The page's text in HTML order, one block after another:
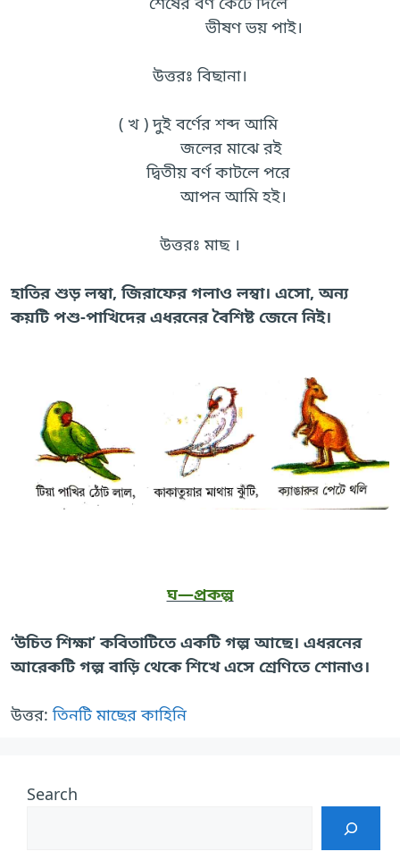
ভীষণ ভয় পাই।
উত্তরঃ বিছানা।
( খ ) দুই বর্ণের শব্দ আমি
জলের মাঝে রই
দ্বিতীয় বর্ণ কাটলে পরে
আপন আমি হই।
উত্তরঃ মাছ ।
হাতির শুড় লম্বা, জিরাফের গলাও লম্বা। এসো, অন্য
কয়টি পশু-পাখিদের এধরনের বৈশিষ্ট জেনে নিই।
ঘ—প্রকল্প
‘উচিত শিক্ষা’ কবিতাটিতে একটি গল্প আছে। এধরনের
আরেকটি গল্প বাড়ি থেকে শিখে এসে শ্রেণিতে শোনাও।
উত্তর:তিনটি মাছের কাহিনি
Search